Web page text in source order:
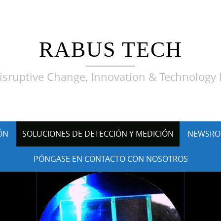
RABUS TECH
Change, Innovation &
SOLUCIONES DE DETECCIÓN Y MEDICIÓN
PÓNGASE EN CONTACTO CON NOSOTROS